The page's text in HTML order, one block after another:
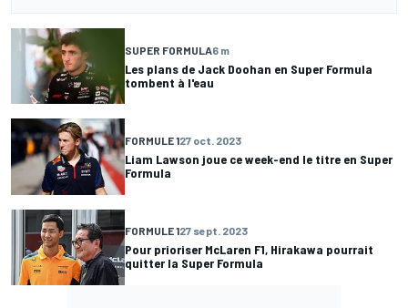
SUPER FORMULA6 m
Les plans de Jack Doohan en Super Formula
tombent à l'eau
FORMULE 127 oct. 2023
Liam Lawson joue ce week-end le titre en Super
Formula
FORMULE 127 sept. 2023
Pour prioriser McLaren F1, Hirakawa pourrait
quitter la Super Formula